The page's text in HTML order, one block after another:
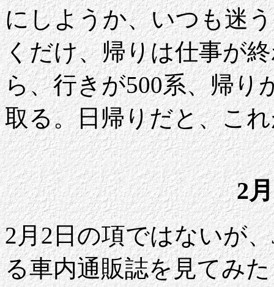
にしようか、いつも迷
くだけ、帰りは仕事が
ら、行きが500系、帰り
取る。日帰りだと、こ
2
2月2日の項ではないが
る車内通販誌を見てみ